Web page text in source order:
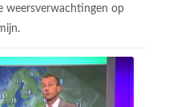
weersverwachtingen op